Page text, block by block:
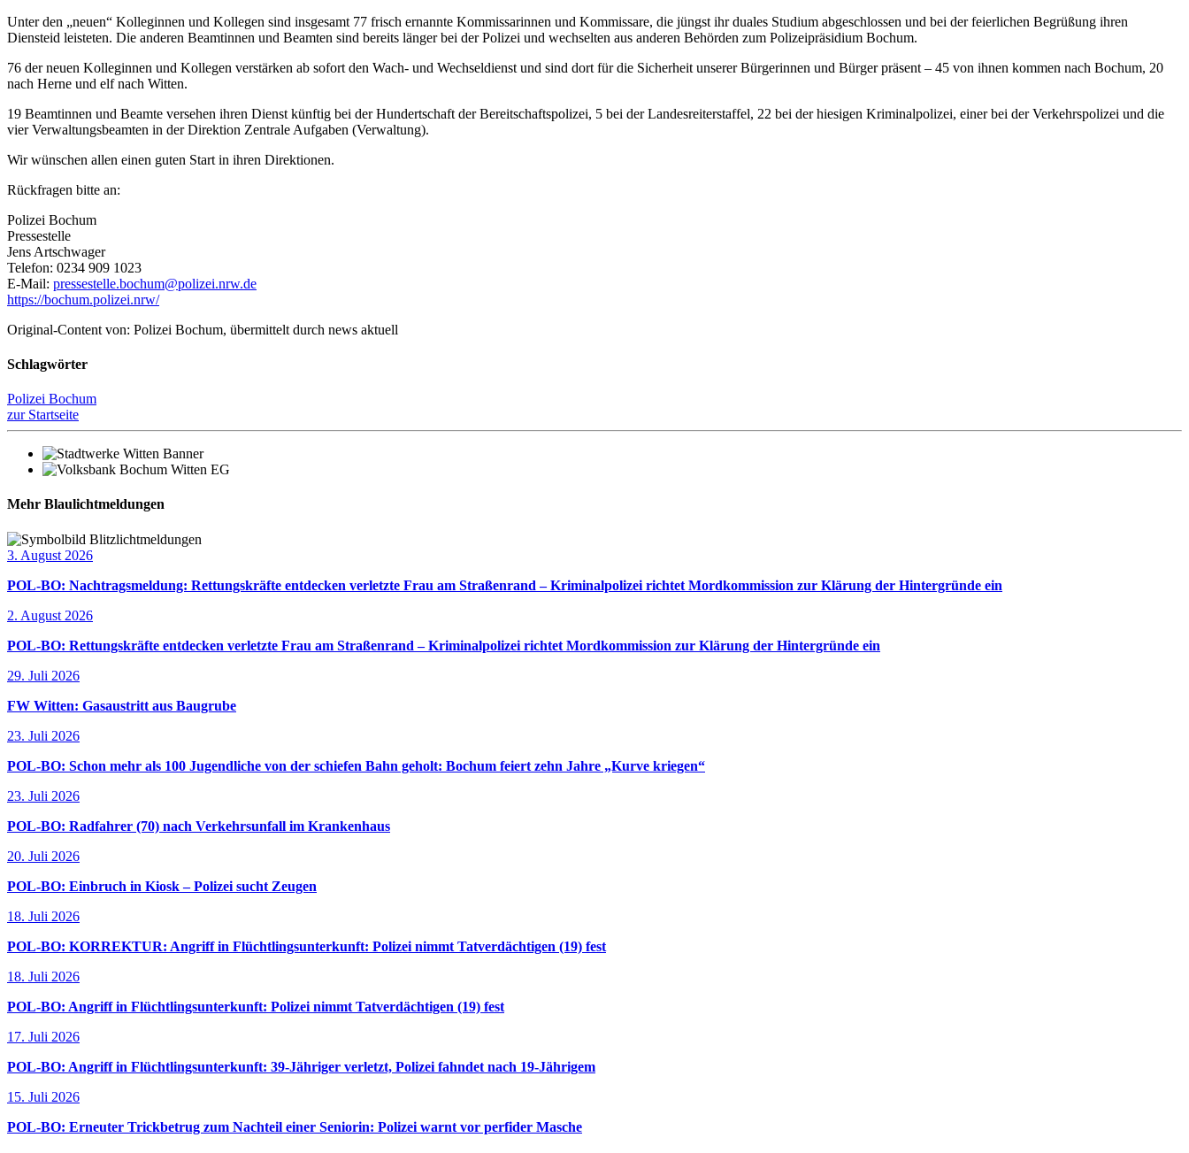
Unter den „neuen“ Kolleginnen und Kollegen sind insgesamt 77 frisch ernannte Kommissarinnen und Kommissare, die jüngst ihr duales Studium abgeschlossen und bei der feierlichen Begrüßung ihren
Diensteid leisteten. Die anderen Beamtinnen und Beamten sind bereits länger bei der Polizei und wechselten aus anderen Behörden zum Polizeipräsidium Bochum.
76 der neuen Kolleginnen und Kollegen verstärken ab sofort den Wach- und Wechseldienst und sind dort für die Sicherheit unserer Bürgerinnen und Bürger präsent – 45 von ihnen kommen nach Bochum, 20
nach Herne und elf nach Witten.
19 Beamtinnen und Beamte versehen ihren Dienst künftig bei der Hundertschaft der Bereitschaftspolizei, 5 bei der Landesreiterstaffel, 22 bei der hiesigen Kriminalpolizei, einer bei der Verkehrspolizei und die
vier Verwaltungsbeamten in der Direktion Zentrale Aufgaben (Verwaltung).
Wir wünschen allen einen guten Start in ihren Direktionen.
Rückfragen bitte an:
Polizei Bochum
Pressestelle
Jens Artschwager
Telefon: 0234 909 1023
E-Mail: pressestelle.bochum@polizei.nrw.de
https://bochum.polizei.nrw/
Original-Content von: Polizei Bochum, übermittelt durch news aktuell
Schlagwörter
Polizei Bochum
zur Startseite
Mehr Blaulichtmeldungen
3. August 2026
POL-BO: Nachtragsmeldung: Rettungskräfte entdecken verletzte Frau am Straßenrand – Kriminalpolizei richtet Mordkommission zur Klärung der Hintergründe ein
2. August 2026
POL-BO: Rettungskräfte entdecken verletzte Frau am Straßenrand – Kriminalpolizei richtet Mordkommission zur Klärung der Hintergründe ein
29. Juli 2026
FW Witten: Gasaustritt aus Baugrube
23. Juli 2026
POL-BO: Schon mehr als 100 Jugendliche von der schiefen Bahn geholt: Bochum feiert zehn Jahre „Kurve kriegen“
23. Juli 2026
POL-BO: Radfahrer (70) nach Verkehrsunfall im Krankenhaus
20. Juli 2026
POL-BO: Einbruch in Kiosk – Polizei sucht Zeugen
18. Juli 2026
POL-BO: KORREKTUR: Angriff in Flüchtlingsunterkunft: Polizei nimmt Tatverdächtigen (19) fest
18. Juli 2026
POL-BO: Angriff in Flüchtlingsunterkunft: Polizei nimmt Tatverdächtigen (19) fest
17. Juli 2026
POL-BO: Angriff in Flüchtlingsunterkunft: 39-Jähriger verletzt, Polizei fahndet nach 19-Jährigem
15. Juli 2026
POL-BO: Erneuter Trickbetrug zum Nachteil einer Seniorin: Polizei warnt vor perfider Masche